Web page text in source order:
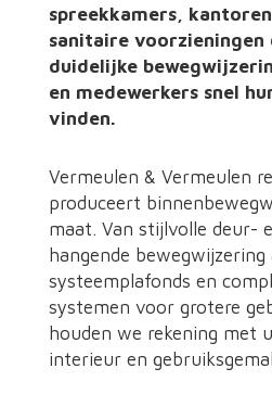
spreekkamers,
sanitaire
duidelijke
en medewerkers snel
vinden.
Vermeulen & Vermeulen
produceert
maat. Van stijlvolle deur-
hangende bewegwijzering
systeemplafonds en
systemen voor grotere
houden we rekening met
interieur en